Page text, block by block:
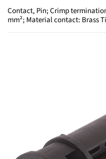
Contact, Pin; Crimp
mm²; Material contact: Brass